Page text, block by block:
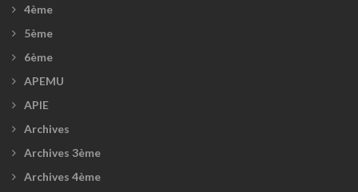
4ème
5ème
6ème
APEMU
APIE
Archives
Archives 3ème
Archives 4ème